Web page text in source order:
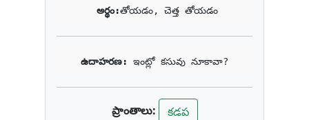
అర్థం:తోయడం, చెత్త తోయడం
ఉదాహరణ: ఇంట్లో కసువు నూకావా?
ప్రాంతాలు: కడప